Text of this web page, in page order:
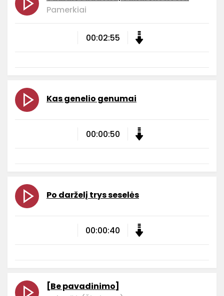
Pamerkiai
00:02:55
Kas genelio genumai
00:00:50
Po darželį trys seselės
00:00:40
[Be pavadinimo]